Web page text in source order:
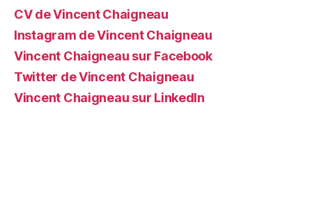
CV de Vincent Chaigneau
Instagram de Vincent Chaigneau
Vincent Chaigneau sur Facebook
Twitter de Vincent Chaigneau
Vincent Chaigneau sur LinkedIn